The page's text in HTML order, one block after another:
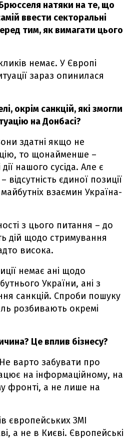
натяки на те, що
ввести секторальні
тим, як вимагати цього
немає. У Європі
зараз опинилася
окрім санкцій, які змогли
на Донбасі?
здатні якщо не
то щонайменше –
нашого сусіда. Але є
єдиної позиції
взаємин Україна-
з цього питання – до
дій щодо стримування
висока.
немає ані щодо
України, ані з
санкцій. Спроби пошуку
розбивають окремі
Це вплив бізнесу?
варто забувати про
на інформаційному, на
фронті, а не лише на
європейських ЗМІ
а не в Києві. Європейські